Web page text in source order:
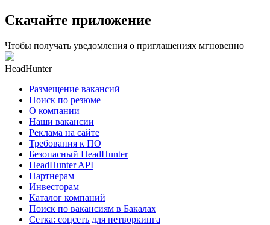
Скачайте приложение
Чтобы получать уведомления о приглашениях мгновенно
HeadHunter
Размещение вакансий
Поиск по резюме
О компании
Наши вакансии
Реклама на сайте
Требования к ПО
Безопасный HeadHunter
HeadHunter API
Партнерам
Инвесторам
Каталог компаний
Поиск по вакансиям в Бакалах
Сетка: соцсеть для нетворкинга